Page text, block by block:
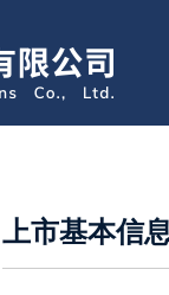
上市基本信